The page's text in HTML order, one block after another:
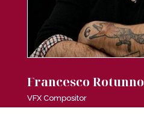
Francesco Rotunno
VFX Compositor